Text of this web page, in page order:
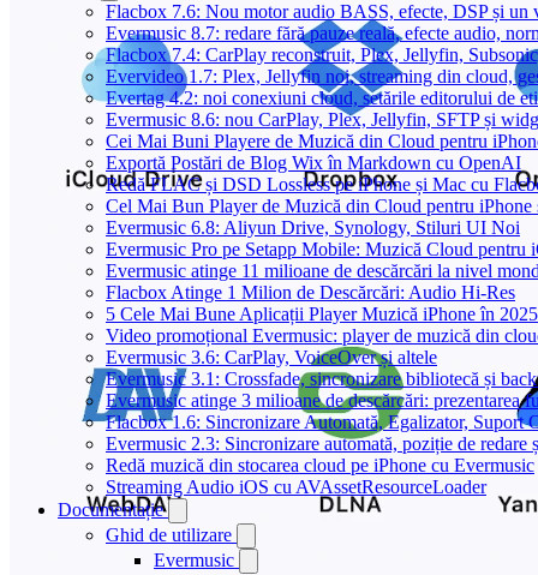
Flacbox 7.6: Nou motor audio BASS, efecte, DSP și un
Evermusic 8.7: redare fără pauze reală, efecte audio,
Flacbox 7.4: CarPlay reconstruit, Plex, Jellyfin,
Evervideo 1.7: Plex, Jellyfin noi, streaming din cloud,
Evertag 4.2: noi conexiuni cloud, setările editorului de
Evermusic 8.6: nou CarPlay, Plex, Jellyfin, SFTP și
Cei Mai Buni Playere de Muzică din Cloud pentru
Exportă Postări de Blog Wix în Markdown cu OpenAI
Redă FLAC și DSD Lossless pe iPhone și Mac cu
Cel Mai Bun Player de Muzică din Cloud pentru iPhone
Evermusic 6.8: Aliyun Drive, Synology, Stiluri UI Noi
Evermusic Pro pe Setapp Mobile: Muzică Cloud pentru
Evermusic atinge 11 milioane de descărcări la nivel
Flacbox Atinge 1 Milion de Descărcări: Audio Hi-Res
5 Cele Mai Bune Aplicații Player Muzică iPhone în 2025
Video promoțional Evermusic: player de muzică din
Evermusic 3.6: CarPlay, VoiceOver și altele
Evermusic 3.1: Crossfade, sincronizare bibliotecă și
Evermusic atinge 3 milioane de descărcări: prezentarea
Flacbox 1.6: Sincronizare Automată, Egalizator, Suport
Evermusic 2.3: Sincronizare automată, poziție de redare
Redă muzică din stocarea cloud pe iPhone cu Evermusic
Streaming Audio iOS cu AVAssetResourceLoader
Documentație
Ghid de utilizare
Evermusic